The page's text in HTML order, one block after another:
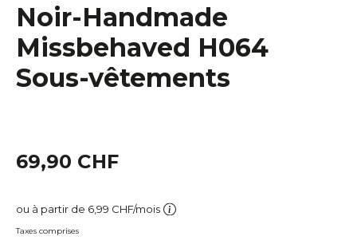
Noir-Handmade
Missbehaved H064
Sous-vêtements
69,90 CHF
ou à partir de 6,99 CHF/mois
Taxes comprises